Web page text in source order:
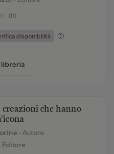
(0)
disponibilità
libreria
creazioni che hanno
- Autore